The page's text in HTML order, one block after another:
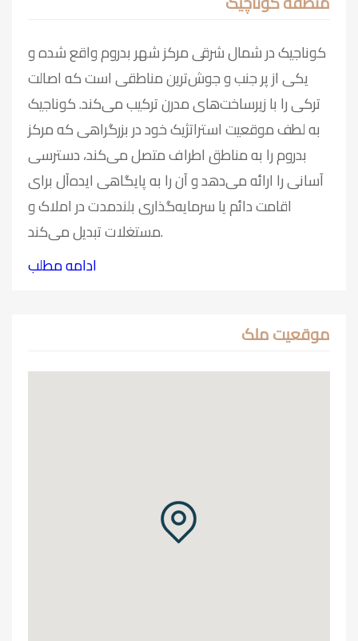
کوناجیک در شمال شرقی مرکز شهر بدروم واقع شده و
یکی از پر جنب و جوش‌ترین مناطقی است که اصالت
ترکی را با زیرساخت‌های مدرن ترکیب می‌کند. کوناجیک
به لطف موقعیت استراتژیک خود در بزرگراهی که مرکز
بدروم را به مناطق اطراف متصل می‌کند، دسترسی
آسانی را ارائه می‌دهد و آن را به پایگاهی ایده‌آل برای
اقامت دائم یا سرمایه‌گذاری بلندمدت در املاک و
مستغلات تبدیل می‌کند.
ادامه مطلب
موقعیت ملک